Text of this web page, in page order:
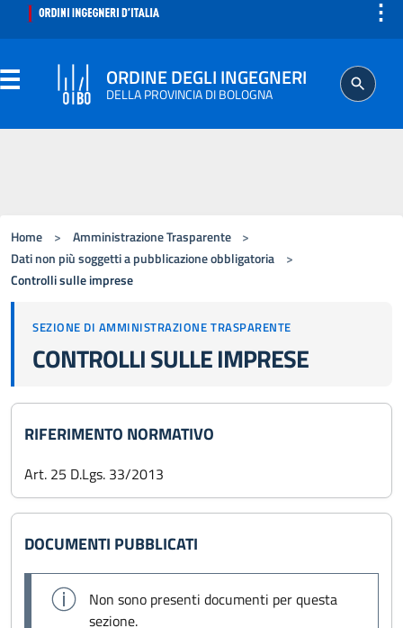
⋮
ORDINE DEGLI INGEGNERI
DELLA PROVINCIA DI BOLOGNA
ISCRITTO
AGGIORNAMENTO PROFESSIONALE
Home > Amministrazione Trasparente
>
Dati non più soggetti a pubblicazione obbligatoria
>
Controlli sulle imprese
SEZIONE DI AMMINISTRAZIONE TRASPARENTE
CONTROLLI SULLE IMPRESE
RIFERIMENTO NORMATIVO
Art. 25 D.Lgs. 33/2013
DOCUMENTI PUBBLICATI
Non sono presenti documenti per questa
sezione.